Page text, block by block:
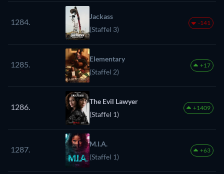
1284.
Jackass
(Staffel 3)
-141
1285.
Elementary
(Staffel 2)
+17
1286.
The Evil Lawyer
(Staffel 1)
+1409
1287.
M.I.A.
(Staffel 1)
+63